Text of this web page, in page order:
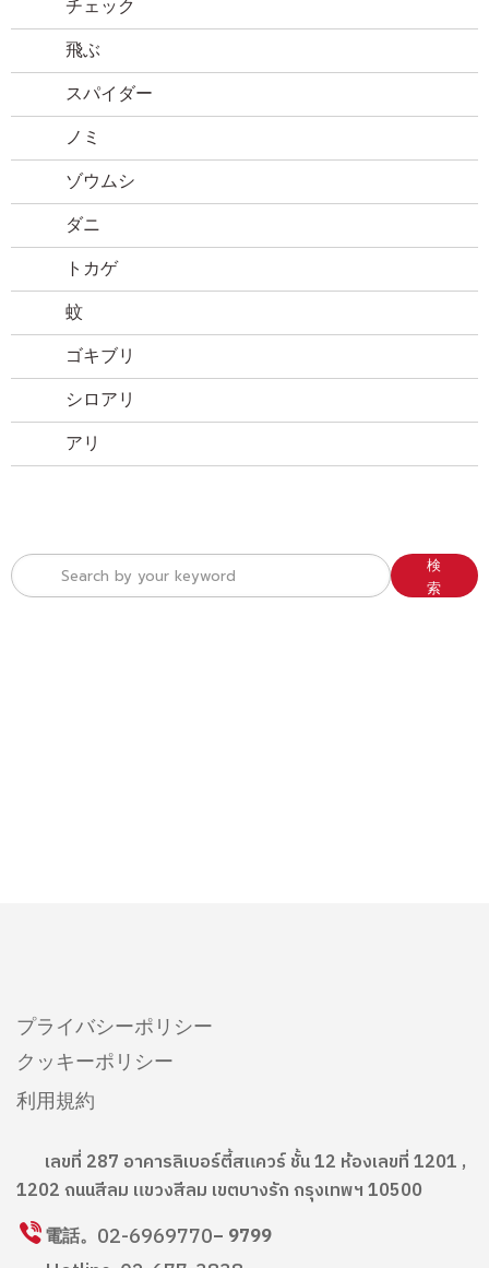
検
チェック
飛ぶ
スパイダー
ノミ
ゾウムシ
ダニ
トカゲ
蚊
ゴキブリ
シロアリ
アリ
プライバシーポリシー
クッキーポリシー
เลขที่ 287 อาคารลิเบอร์ตี้สแควร์ ชั้น 12 ห้องเลขที่ 1201 ,
1202 ถนนสีลม แขวงสีลม เขตบางรัก กรุงเทพฯ 10500
電話。 02-6969770– 9799